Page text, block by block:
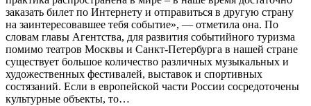
заказать билет по Интернету и отправиться в другую страну
на заинтересовавшее тебя событие», — отметила она. По
словам главы Агентства, для развития событийного туризма
помимо театров Москвы и Санкт-Петербурга в нашей стране
существует большое количество различных музыкальных и
художественных фестивалей, выставок и спортивных
состязаний. Если в европейской части России сосредоточены
культурные объекты, то…